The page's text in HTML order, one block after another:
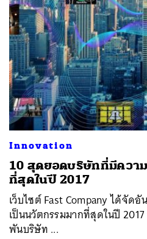
Innovation
10 สุดยอดบริษัทที่มีควา
ที่สุดในปี 2017
เว็บไซต์ Fast Company ได้จั
เป็นนวัตกรรมมากที่สุดในปี
พันบริษัท ...